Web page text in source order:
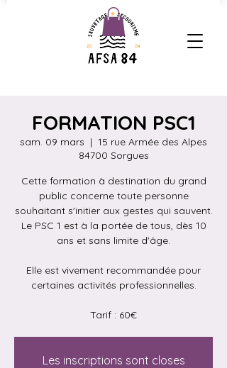
FORMATION PSC1
sam. 09 mars
  |
15 rue Armée des Alpes
84700 Sorgues
Cette formation à destination du grand
public concerne toute personne
souhaitant s'initier aux gestes qui sauvent.
Le PSC 1 est à la portée de tous, dès 10
ans et sans limite d'âge.
Elle est vivement recommandée pour
certaines activités professionnelles.
Tarif : 60€
Les inscriptions sont closes